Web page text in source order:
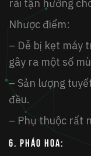
rãi tận hưởng
Nhược điểm:
– Dễ bị kẹt máy
gây ra một số
– Sản lượng
đều.
– Phụ thuộc rất
6. Pháo hoa: